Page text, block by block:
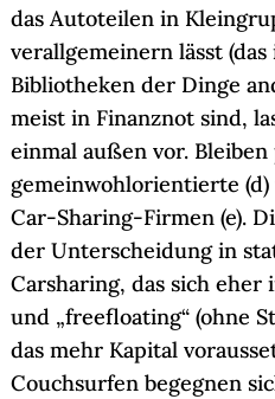
das Autoteilen in
verallgemeinern lässt
Bibliotheken der Dinge
meist in Finanznot sind,
einmal außen vor.
gemeinwohlorientierte
Car-Sharing-Firmen (e).
der Unterscheidung in
Carsharing, das sich
und „freefloating“ (ohne
das mehr Kapital
Couchsurfen begegnen